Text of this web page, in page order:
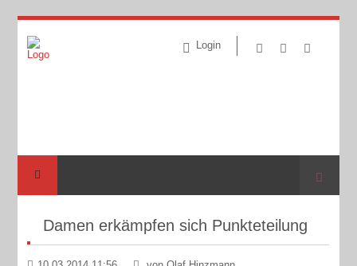
Login
Suche
Damen erkämpfen sich Punkteteilung